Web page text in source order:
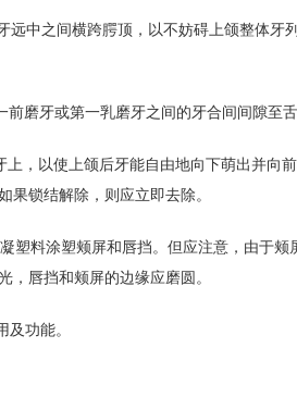
中之间横跨腭顶，以不妨碍上颌整体牙
磨牙或第一乳磨牙之间的牙合间间隙至舌
，以使上颌后牙能自由地向下萌出并向
锁结解除，则应立即去除。
料涂塑颊屏和唇挡。但应注意，由于颊
唇挡和颊屏的边缘应磨圆。
功能。